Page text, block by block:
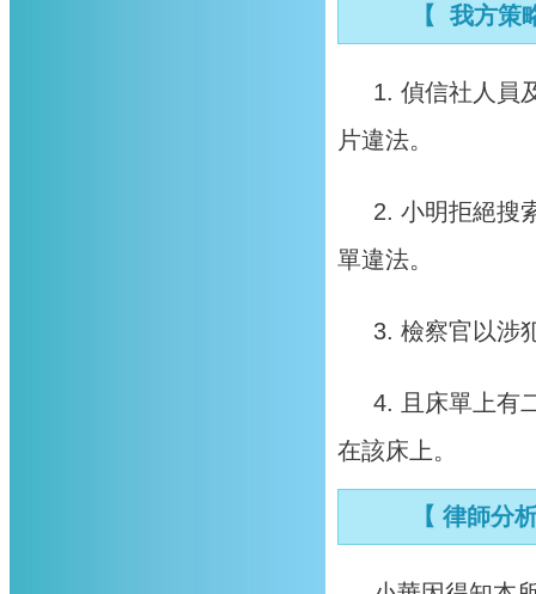
【 我方策
1. 偵信社人員
片違法。
2. 小明拒絕搜
單違法。
3. 檢察官以涉
4. 且床單上有
在該床上。
【 律師分